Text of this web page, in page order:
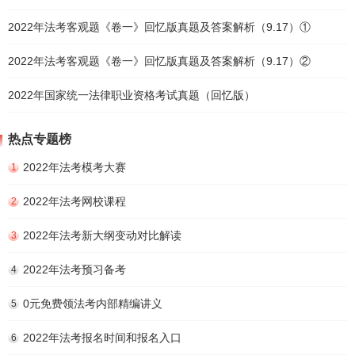
2022年法考客观题《卷一》回忆版真题及答案解析（9.17）①
2022年法考客观题《卷一》回忆版真题及答案解析（9.17）②
2022年国家统一法律职业资格考试真题（回忆版）
热点专题榜
1 2022年法考模考大赛
2 2022年法考网校课程
3 2022年法考新大纲变动对比解读
4 2022年法考预习备考
5 0元免费领法考内部精编讲义
6 2022年法考报名时间和报名入口